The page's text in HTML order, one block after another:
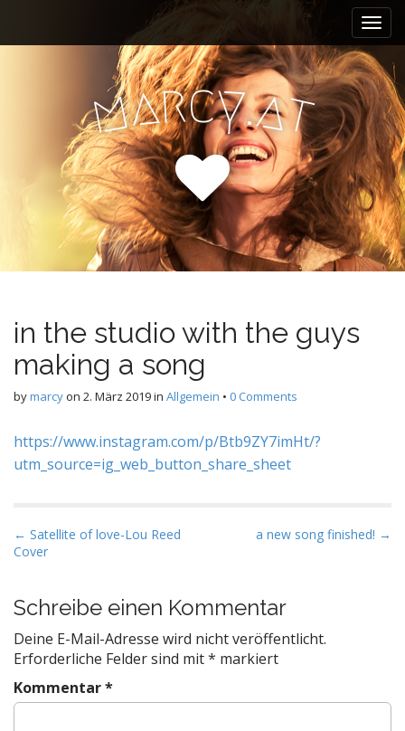
i
marcy.at
in the studio with the guys
making a song
bymarcyon 2. März 2019in Allgemein • 0 Comments
https://www.instagram.com/p/Btb9ZY7imHt/?
utm_source=ig_web_button_share_sheet
P
o
t
n
a
v
i
← Satellite of love-Lou Reed
Cover
a new song finished! →
Schreibe einen Kommentar
Deine E-Mail-Adresse wird nicht veröffentlicht.
Erforderliche Felder sind mit* markiert
Kommentar*